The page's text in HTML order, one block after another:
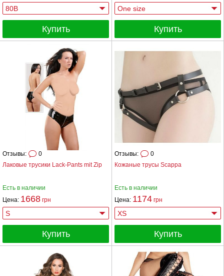
Купить Купить
Лаковые трусики Lack-Pants mit Zip
Отзывы: 0
Есть в наличии
Цена: 1668 грн
Купить
Кожаные трусы Scappa
Отзывы: 0
Есть в наличии
Цена: 1174 грн
Купить